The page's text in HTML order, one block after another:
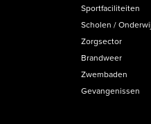
Sportfaciliteiten
Scholen /
Zorgsector
Brandweer
Zwembaden
Gevangenissen